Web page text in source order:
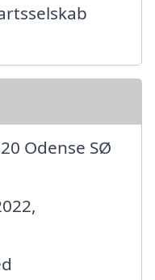
Odense SØ